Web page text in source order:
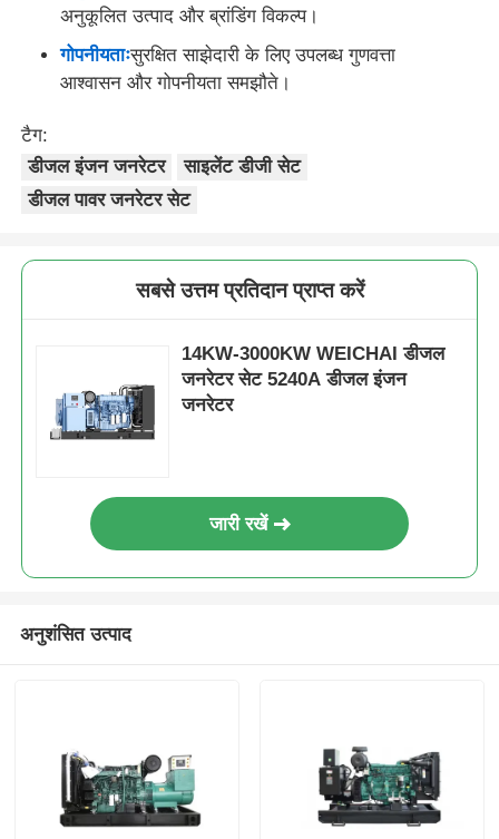
अनुकूलित उत्पाद और ब्रांडिंग विकल्प।
गोपनीयताःसुरक्षित साझेदारी के लिए उपलब्ध गुणवत्ता
आश्वासन और गोपनीयता समझौते।
टैग:
डीजल इंजन जनरेटर
साइलेंट डीजी सेट
डीजल पावर जनरेटर सेट
सबसे उत्तम प्रतिदान प्राप्त करें
14KW-3000KW WEICHAI डीजल
जनरेटर सेट 5240A डीजल इंजन
जनरेटर
जारी रखें
अनुशंसित उत्पाद